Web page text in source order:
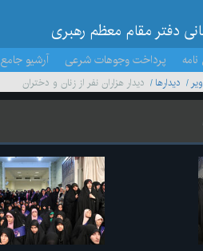
دفتر مقام معظم رهبری
پرداخت وجوهات شرعی آرشیو جامع
ديدارها دیدار هزاران نفر از زنان و دختران